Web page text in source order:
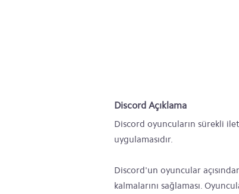
Discord Açıklama
Discord oyuncuların sürekli
uygulamasıdır.
Discord'un oyuncular
kalmalarını sağlaması.